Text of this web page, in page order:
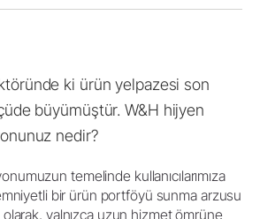
ki ürün yelpazesi son
büyümüştür. W&H hijyen
nedir?
temelinde kullanıcılarımıza
bir ürün portföyü sunma arzusu
olarak, yalnızca uzun hizmet ömrüne